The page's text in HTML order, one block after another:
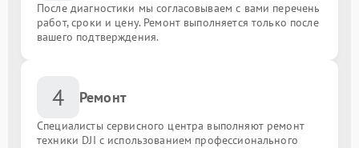
После диагностики мы согласовываем с вами перечень
работ, сроки и цену. Ремонт выполняется только после
вашего подтверждения.
4 Ремонт
Специалисты сервисного центра выполняют ремонт
техники DJI с использованием профессионального